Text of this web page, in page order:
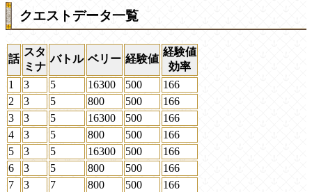
クエストデータ一覧
話
スタ
ミナ
バトル ベリー 経験値
経験値
効率
1
3 5 16300 500
166
2
3 5 800 500
166
3
3 5 16300 500
166
4
3 5 800 500
166
5
3 5 16300 500
166
6
3 5 800 500
166
7
3 7 800 500
166